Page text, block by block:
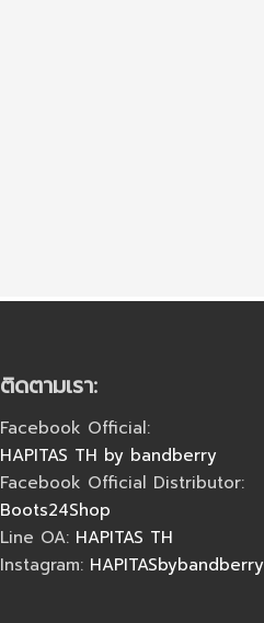
ติดตามเรา:
Facebook Official:
HAPITAS TH by bandberry
Facebook Official Distributor:
Boots24Shop
Line OA: HAPITAS TH
Instagram: HAPITASbybandberry